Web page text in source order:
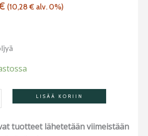
(10,28€ alv. 0%)
LISÄÄ KORIIN
tuotteet lähetetään viimeistään